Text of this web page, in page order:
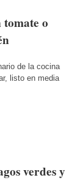
tomate o
de la cocina
listo en media
verdes y